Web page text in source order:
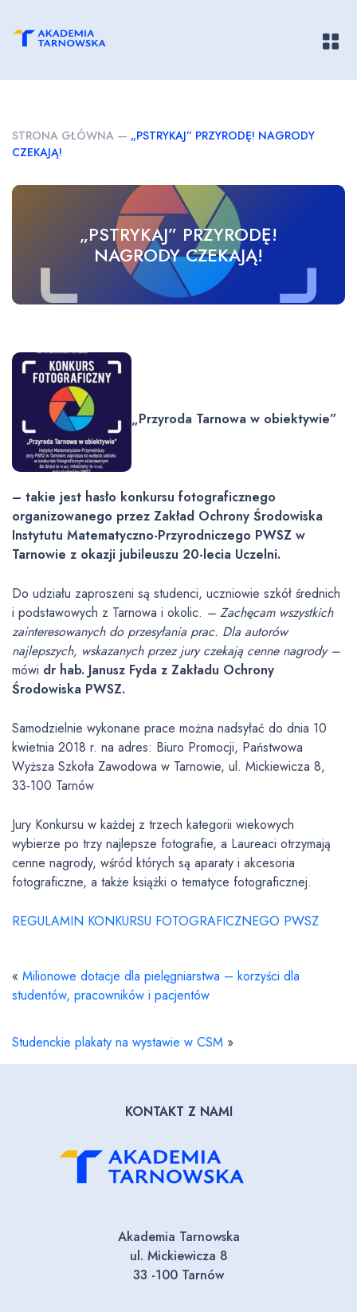
STRONA GŁÓWNA — „PSTRYKAJ” PRZYRODĘ! NAGRODY
CZEKAJĄ!
„PSTRYKAJ” PRZYRODĘ!
NAGRODY CZEKAJĄ!
„Przyroda Tarnowa w obiektywie”
– takie jest hasło konkursu fotograficznego
organizowanego przez Zakład Ochrony Środowiska
Instytutu Matematyczno-Przyrodniczego PWSZ w
Tarnowie z okazji jubileuszu 20-lecia Uczelni.
Do udziału zaproszeni są studenci, uczniowie szkół średnich
i podstawowych z Tarnowa i okolic. – Zachęcam wszystkich
zainteresowanych do przesyłania prac. Dla autorów
najlepszych, wskazanych przez jury czekają cenne nagrody –
mówi dr hab. Janusz Fyda z Zakładu Ochrony
Środowiska PWSZ.
Samodzielnie wykonane prace można nadsyłać do dnia 10
kwietnia 2018 r. na adres: Biuro Promocji, Państwowa
Wyższa Szkoła Zawodowa w Tarnowie, ul. Mickiewicza 8,
33-100 Tarnów
Jury Konkursu w każdej z trzech kategorii wiekowych
wybierze po trzy najlepsze fotografie, a Laureaci otrzymają
cenne nagrody, wśród których są aparaty i akcesoria
fotograficzne, a także książki o tematyce fotograficznej.
REGULAMIN KONKURSU FOTOGRAFICZNEGO PWSZ
« Milionowe dotacje dla pielęgniarstwa – korzyści dla
studentów, pracowników i pacjentów
Studenckie plakaty na wystawie w CSM »
KONTAKT Z NAMI
Akademia Tarnowska
ul. Mickiewicza 8
33 -100 Tarnów